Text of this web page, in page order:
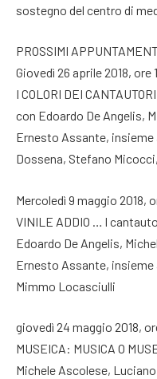
sostegno del centro di
PROSSIMI
Giovedì 26 aprile 2018, ore
I COLORI DEI
con Edoardo De Angelis,
Ernesto Assante, insieme
Dossena, Stefano
Mercoledì 9 maggio 2018,
VINILE ADDIO … I
Edoardo De Angelis,
Ernesto Assante, insieme
Mimmo Locasciulli
giovedì 24 maggio 2018,
MUSEICA: MUSICA O
Michele Ascolese,